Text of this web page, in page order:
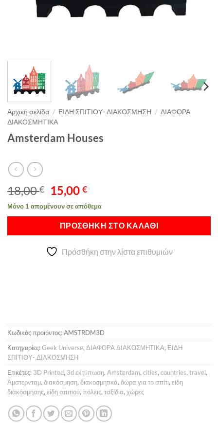
Αρχική σελίδα / ΕΙΔΗ ΣΠΙΤΙΟΥ- ΔΙΑΚΟΣΜΗΣΗ / ΔΙΑΦΟΡΑ
ΔΙΑΚΟΣΜΗΤΙΚΑ
Amsterdam Houses
18,00€
Original
price
was:
18,00 €.
15,00€Η
τρέχουσα
τιμή
είναι:
15,00 €.
Μόνο 1 απομένουν σε απόθεμα
ΠΡΟΣΘΉΚΗ ΣΤΟ ΚΑΛΆΘΙ
Πρόσθήκη στην λίστα επιθυμιών
Κωδικός προϊόντος:AMSTRDM3D
Κατηγορίες:Geek Universe, ΔΙΑΦΟΡΑ ΔΙΑΚΟΣΜΗΤΙΚΑ, ΕΙΔΗ
ΣΠΙΤΙΟΥ- ΔΙΑΚΟΣΜΗΣΗ
Ετικέτες: 3D Printed, 3d εκτύπωση, Amsterdam, cities, countries, travel,
Άμστερνταμ, διακόσμηση, διακοσμητικά, δώρα για το σπίτι, είδη
διακόσμησης, είδη σπιτιού, πόλεις, ταξίδια, χώρες